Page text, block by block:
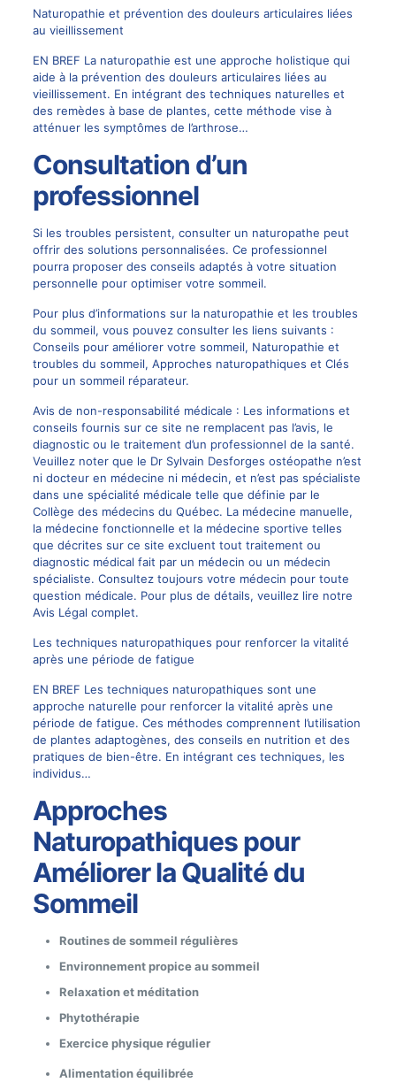
Naturopathie et prévention des douleurs articulaires liées
au vieillissement
EN BREF La naturopathie est une approche holistique qui
aide à la prévention des douleurs articulaires liées au
vieillissement. En intégrant des techniques naturelles et
des remèdes à base de plantes, cette méthode vise à
atténuer les symptômes de l’arthrose…
Consultation d’un
professionnel
Si les troubles persistent, consulter un naturopathe peut
offrir des solutions personnalisées. Ce professionnel
pourra proposer des conseils adaptés à votre situation
personnelle pour optimiser votre sommeil.
Pour plus d’informations sur la naturopathie et les troubles
du sommeil, vous pouvez consulter les liens suivants :
Conseils pour améliorer votre sommeil, Naturopathie et
troubles du sommeil, Approches naturopathiques et Clés
pour un sommeil réparateur.
Avis de non-responsabilité médicale : Les informations et
conseils fournis sur ce site ne remplacent pas l’avis, le
diagnostic ou le traitement d’un professionnel de la santé.
Veuillez noter que le Dr Sylvain Desforges ostéopathe n’est
ni docteur en médecine ni médecin, et n’est pas spécialiste
dans une spécialité médicale telle que définie par le
Collège des médecins du Québec. La médecine manuelle,
la médecine fonctionnelle et la médecine sportive telles
que décrites sur ce site excluent tout traitement ou
diagnostic médical fait par un médecin ou un médecin
spécialiste. Consultez toujours votre médecin pour toute
question médicale. Pour plus de détails, veuillez lire notre
Avis Légal complet.
Les techniques naturopathiques pour renforcer la vitalité
après une période de fatigue
EN BREF Les techniques naturopathiques sont une
approche naturelle pour renforcer la vitalité après une
période de fatigue. Ces méthodes comprennent l’utilisation
de plantes adaptogènes, des conseils en nutrition et des
pratiques de bien-être. En intégrant ces techniques, les
individus…
Approches
Naturopathiques pour
Améliorer la Qualité du
Sommeil
Routines de sommeil régulières
Environnement propice au sommeil
Relaxation et méditation
Phytothérapie
Exercice physique régulier
Alimentation équilibrée